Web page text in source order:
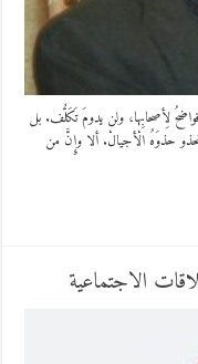
لِأصحابِها، ولن يدومَ تَكَلُّف. بل
حذوَهُ الْأجيالْ. ألا وإِنَّ من
الاجتماعية